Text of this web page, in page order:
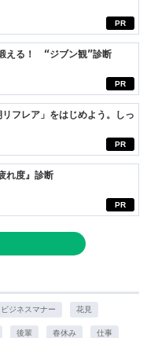
PR
PR
える！ “ジブン観”診断
PR
フレア」をはじめよう。しっ
PR
れ度』診断
ビジネスマナー 花見
後輩 春休み 仕事